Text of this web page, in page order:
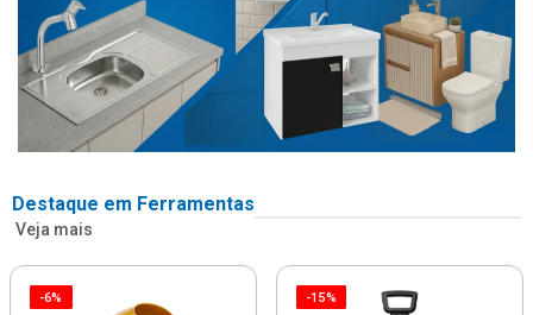
Destaque em Ferramentas
Veja mais
-6% -15%